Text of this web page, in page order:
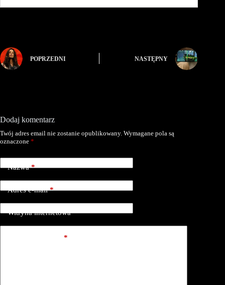
POPRZEDNI NASTĘPNY
Dodaj komentarz
Twój adres email nie zostanie opublikowany. Wymagane pola są
oznaczone *
Nazwa*
Adres e-mail*
Witryna internetowa
*